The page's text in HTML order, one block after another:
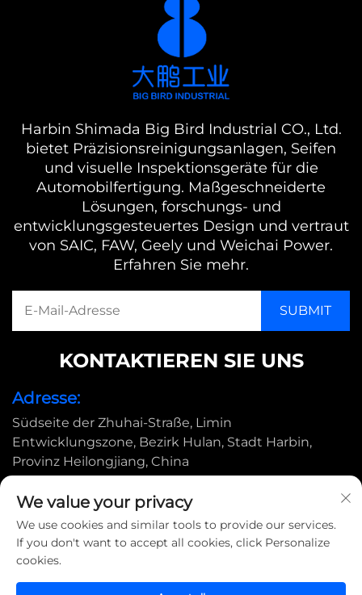
Harbin Shimada Big Bird Industrial CO., Ltd.
bietet Präzisionsreinigungsanlagen, Seifen
und visuelle Inspektionsgeräte für die
Automobilfertigung. Maßgeschneiderte
Lösungen, forschungs- und
entwicklungsgesteuertes Design und vertraut
von SAIC, FAW, Geely und Weichai Power.
Erfahren Sie mehr.
KONTAKTIEREN SIE UNS
Adresse:
Südseite der Zhuhai-Straße, Limin
Entwicklungszone, Bezirk Hulan, Stadt Harbin,
Provinz Heilongjiang, China
[email protected]
Datenschutzrichtlinie
We value your privacy
We use cookies and similar tools to provide our services.
If you don't want to accept all cookies, click Personalize
cookies.